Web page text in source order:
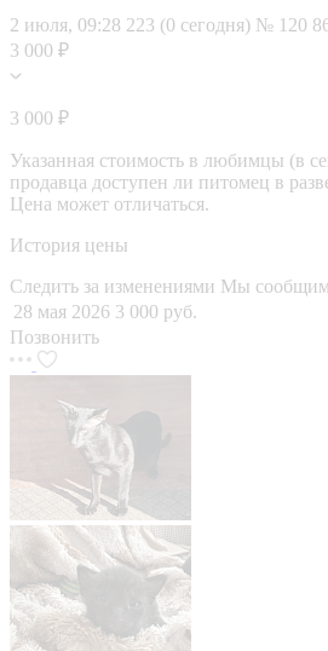
2 июля, 09:28 223 (0 сегодня) № 120
3 000 ₽
3 000 ₽
Указанная стоимость в любимцы (в
продавца доступен ли питомец в
Цена может отличаться.
История цены
Следить за изменениями Мы сообщим
28 мая 2026 3 000 руб.
Позвонить